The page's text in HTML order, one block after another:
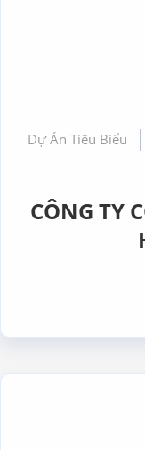
Dự Án Tiêu Biểu
CÔNG TY